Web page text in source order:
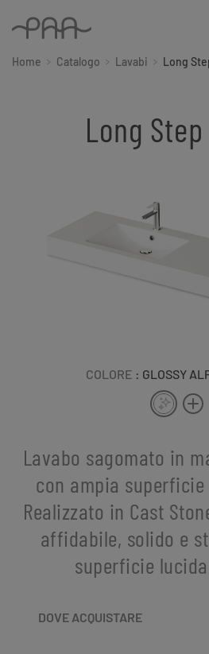
Home Catalogo Lavabi Long
Long Step
COLORE : GLOSSY
Lavabo sagomato in
con ampia superficie
Realizzato in Cast
affidabile, solido e
superficie lucida
DOVE ACQUISTARE